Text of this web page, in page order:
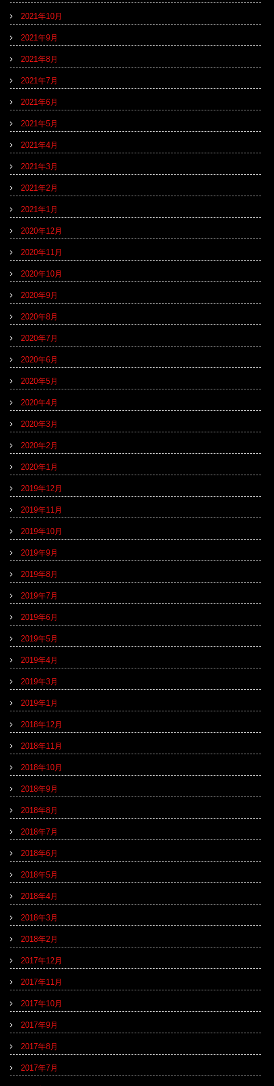
2021年10月
2021年9月
2021年8月
2021年7月
2021年6月
2021年5月
2021年4月
2021年3月
2021年2月
2021年1月
2020年12月
2020年11月
2020年10月
2020年9月
2020年8月
2020年7月
2020年6月
2020年5月
2020年4月
2020年3月
2020年2月
2020年1月
2019年12月
2019年11月
2019年10月
2019年9月
2019年8月
2019年7月
2019年6月
2019年5月
2019年4月
2019年3月
2019年1月
2018年12月
2018年11月
2018年10月
2018年9月
2018年8月
2018年7月
2018年6月
2018年5月
2018年4月
2018年3月
2018年2月
2017年12月
2017年11月
2017年10月
2017年9月
2017年8月
2017年7月